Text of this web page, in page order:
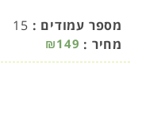
מספר עמודים : 15
מחיר : ₪149